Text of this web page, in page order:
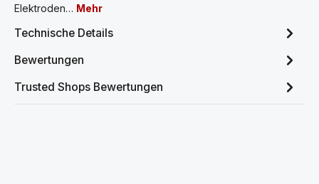
Elektroden… Mehr
Technische Details
Bewertungen
Trusted Shops Bewertungen